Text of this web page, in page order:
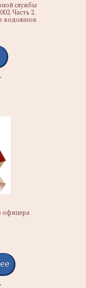
службы
Часть 2.
водолазов
офицера